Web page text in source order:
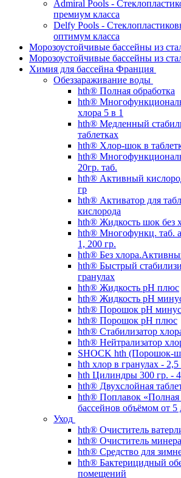
Admiral Pools -
премиум класса
Delfy Pools -
оптимум класса
Морозоустойчивые бассейны из
Морозоустойчивые бассейны из
Химия для бассейна Франция
Обеззараживание воды
hth® Полная обработка
hth®
хлора 5 в 1
hth® Медленный
таблетках
hth® Хлор-шок в
hth®
20гр. таб.
hth® Активный
гр
hth® Активатор для
кислорода
hth® Жидкость шок без
hth® Многофункц. таб.
1, 200 гр.
hth® Без
hth® Быстрый
гранулах
hth® Жидкость pH плюс
hth® Жидкость pH
hth® Порошок pH минус
hth® Порошок pH плюс
hth® Стабилизатор
hth® Нейтрализатор
SHOCK hth (Порошок-
hth хлор в гранулах - 2,5
hth Цилиндры 300 гр. -
hth® Двухслойная
hth® Поплавок «Полная
бассейнов объёмом от 5
Уход
hth® Очиститель
hth® Очиститель
hth® Средство для
hth® Бактерицидный
помещений